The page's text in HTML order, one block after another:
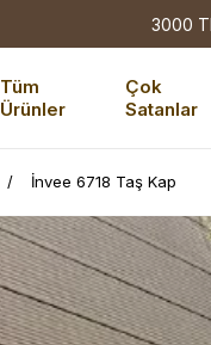
3000
Tüm
Ürünler
Çok
Satanlar
İnvee 6718 Taş Kap